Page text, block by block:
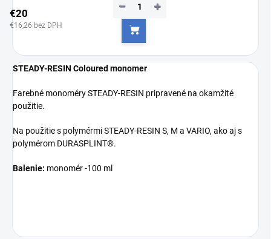
€20
€16,26 bez DPH
+
−
Do košíka
STEADY-RESIN Coloured monomer
Farebné monoméry STEADY-RESIN pripravené na okamžité
použitie.
Na použitie s polymérmi STEADY-RESIN S, M a VARIO, ako aj s
polymérom DURASPLINT®.
Balenie: monomér -100 ml